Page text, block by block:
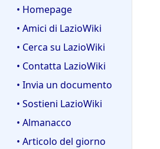
• Homepage
• Amici di LazioWiki
• Cerca su LazioWiki
• Contatta LazioWiki
• Invia un documento
• Sostieni LazioWiki
• Almanacco
• Articolo del giorno